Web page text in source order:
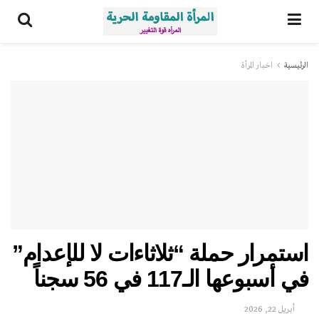
الرئيسية اخبار المرأة
استمرار حملة “ثلاثاءات لا للإعدام”
في أسبوعها الـ117 في 56 سجناً
أبريل 22, 2026